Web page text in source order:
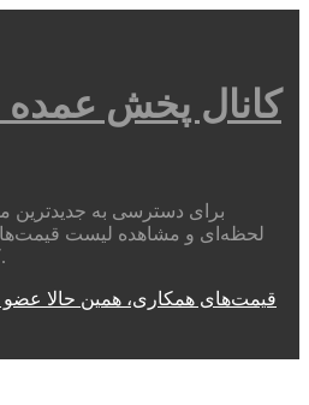
کانال پخش عمده
برای دسترسی به جدیدترین
لحظه‌ای و مشاهده لیست
کانال تلگرام کف بازار شوید.
قیمت‌های همکاری، همین حالا عضو